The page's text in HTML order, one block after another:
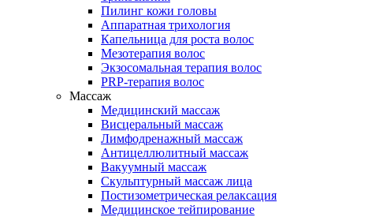
Пилинг кожи головы
Аппаратная трихология
Капельница для роста волос
Мезотерапия волос
Экзосомальная терапия волос
PRP-терапия волос
Массаж
Медицинский массаж
Висцеральный массаж
Лимфодренажный массаж
Антицеллюлитный массаж
Вакуумный массаж
Скульптурный массаж лица
Постизометрическая релаксация
Медицинское тейпирование